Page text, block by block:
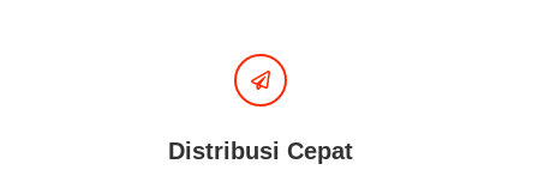
Distribusi Cepat